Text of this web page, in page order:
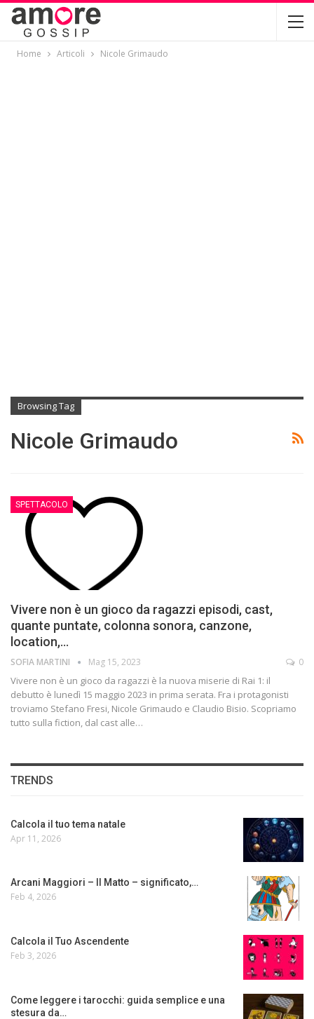
Home Articoli Nicole Grimaudo
Browsing Tag
Nicole Grimaudo
SPETTACOLO
Vivere non è un gioco da ragazzi episodi, cast,
quante puntate, colonna sonora, canzone,
location,…
SOFIA MARTINI Mag 15, 2023 0
Vivere non è un gioco da ragazzi è la nuova miserie di Rai 1: il
debutto è lunedì 15 maggio 2023 in prima serata. Fra i protagonisti
troviamo Stefano Fresi, Nicole Grimaudo e Claudio Bisio. Scopriamo
tutto sulla fiction, dal cast alle…
TRENDS
Calcola il tuo tema natale
Apr 11, 2026
Arcani Maggiori – Il Matto – significato,…
Feb 4, 2026
Calcola il Tuo Ascendente
Feb 3, 2026
Come leggere i tarocchi: guida semplice e una
stesura da…